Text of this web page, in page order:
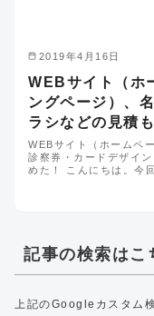
2019年4月16日
WEBサイト（ホ
ングページ）、
ラシなどの見積
WEBサイト（ホームペ
診察券・カードデザイ
めた！ こんにちは。今
記事の検索はこ
上記のGoogleカスタム